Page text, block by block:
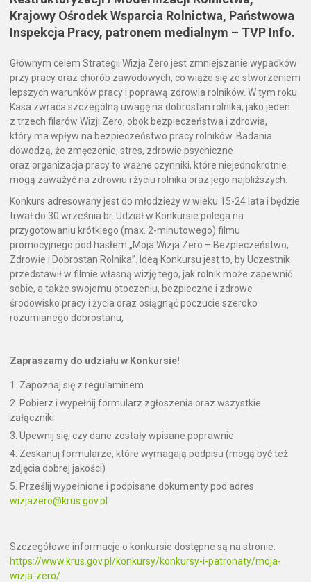
Krajowy Ośrodek Wsparcia Rolnictwa, Państwowa
Inspekcja Pracy, patronem medialnym – TVP Info.
Głównym celem Strategii Wizja Zero jest zmniejszanie wypadków
przy pracy oraz chorób zawodowych, co wiąże się ze stworzeniem
lepszych warunków pracy i poprawą zdrowia rolników. W tym roku
Kasa zwraca szczególną uwagę na dobrostan rolnika, jako jeden
z trzech filarów Wizji Zero, obok bezpieczeństwa i zdrowia,
który ma wpływ na bezpieczeństwo pracy rolników. Badania
dowodzą, że zmęczenie, stres, zdrowie psychiczne
oraz organizacja pracy to ważne czynniki, które niejednokrotnie
mogą zaważyć na zdrowiu i życiu rolnika oraz jego najbliższych.
Konkurs adresowany jest do młodzieży w wieku 15-24 lata i będzie
trwał do 30 września br. Udział w Konkursie polega na
przygotowaniu krótkiego (max. 2-minutowego) filmu
promocyjnego pod hasłem „Moja Wizja Zero – Bezpieczeństwo,
Zdrowie i Dobrostan Rolnika”. Ideą Konkursu jest to, by Uczestnik
przedstawił w filmie własną wizję tego, jak rolnik może zapewnić
sobie, a także swojemu otoczeniu, bezpieczne i zdrowe
środowisko pracy i życia oraz osiągnąć poczucie szeroko
rozumianego dobrostanu,
Zapraszamy do udziału w Konkursie!
Zapoznaj się z regulaminem
Pobierz i wypełnij formularz zgłoszenia oraz wszystkie
załączniki
Upewnij się, czy dane zostały wpisane poprawnie
Zeskanuj formularze, które wymagają podpisu (mogą być też
zdjęcia dobrej jakości)
Prześlij wypełnione i podpisane dokumenty pod adres
wizjazero@krus.gov.pl
Szczegółowe informacje o konkursie dostępne są na stronie:
https://www.krus.gov.pl/konkursy/konkursy-i-patronaty/moja-
wizja-zero/